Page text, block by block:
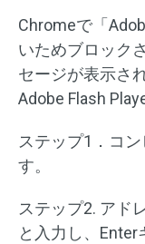
Chromeで「
いためブロック
セージが表示さ
Adobe Flash
ステップ1．コ
す。
ステップ2. アド
と入力し、Enter